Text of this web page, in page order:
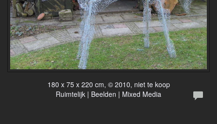
180 x 75 x 220 cm, © 2010, niet te koop
Ruimtelijk | Beelden | Mixed Media